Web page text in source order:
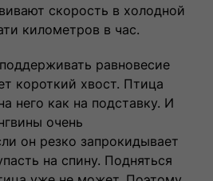
скорость в холодной
километров в час.
равновесие
короткий хвост. Птица
него как на подставку. И
очень
он резко запрокидывает
на спину. Подняться